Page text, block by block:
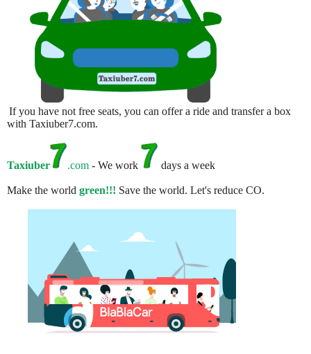
If you have not free seats, you can offer a ride and transfer a box
with Taxiuber7.com.
Taxiuber .com - We work days a week
Make the world green!!! Save the world. Let's reduce CO.